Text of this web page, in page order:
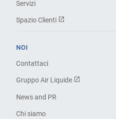
Servizi
Spazio Clienti
NOI
Contattaci
Gruppo Air Liquide
News and PR
Chi siamo